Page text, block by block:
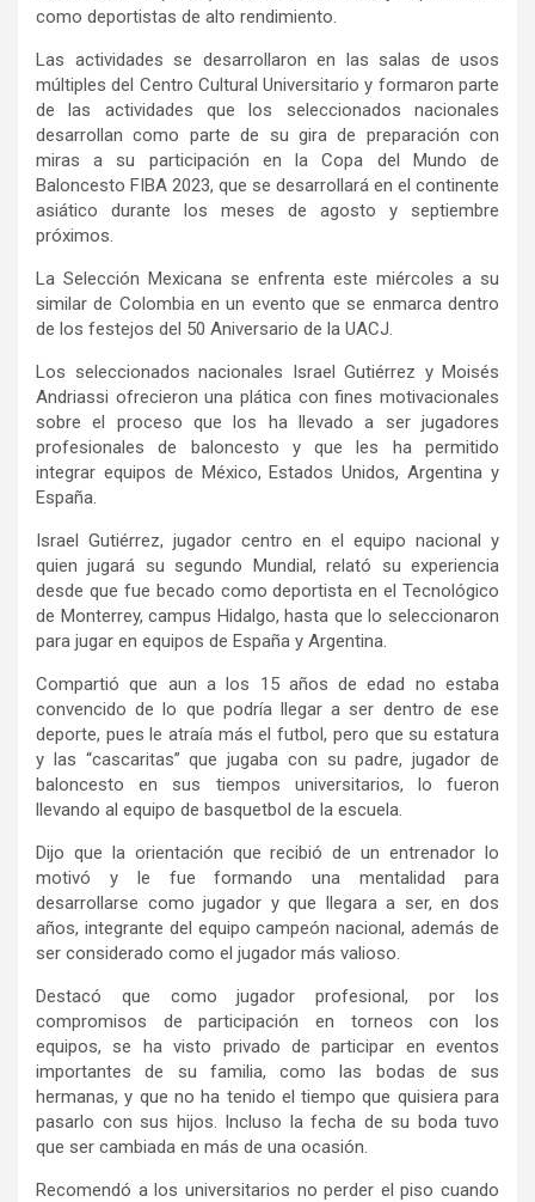
como deportistas de alto rendimiento.
Las actividades se desarrollaron en las salas de usos
múltiples del Centro Cultural Universitario y formaron parte
de las actividades que los seleccionados nacionales
desarrollan como parte de su gira de preparación con
miras a su participación en la Copa del Mundo de
Baloncesto FIBA 2023, que se desarrollará en el continente
asiático durante los meses de agosto y septiembre
próximos.
La Selección Mexicana se enfrenta este miércoles a su
similar de Colombia en un evento que se enmarca dentro
de los festejos del 50 Aniversario de la UACJ.
Los seleccionados nacionales Israel Gutiérrez y Moisés
Andriassi ofrecieron una plática con fines motivacionales
sobre el proceso que los ha llevado a ser jugadores
profesionales de baloncesto y que les ha permitido
integrar equipos de México, Estados Unidos, Argentina y
España.
Israel Gutiérrez, jugador centro en el equipo nacional y
quien jugará su segundo Mundial, relató su experiencia
desde que fue becado como deportista en el Tecnológico
de Monterrey, campus Hidalgo, hasta que lo seleccionaron
para jugar en equipos de España y Argentina.
Compartió que aun a los 15 años de edad no estaba
convencido de lo que podría llegar a ser dentro de ese
deporte, pues le atraía más el futbol, pero que su estatura
y las “cascaritas” que jugaba con su padre, jugador de
baloncesto en sus tiempos universitarios, lo fueron
llevando al equipo de basquetbol de la escuela.
Dijo que la orientación que recibió de un entrenador lo
motivó y le fue formando una mentalidad para
desarrollarse como jugador y que llegara a ser, en dos
años, integrante del equipo campeón nacional, además de
ser considerado como el jugador más valioso.
Destacó que como jugador profesional, por los
compromisos de participación en torneos con los
equipos, se ha visto privado de participar en eventos
importantes de su familia, como las bodas de sus
hermanas, y que no ha tenido el tiempo que quisiera para
pasarlo con sus hijos. Incluso la fecha de su boda tuvo
que ser cambiada en más de una ocasión.
Recomendó a los universitarios no perder el piso cuando